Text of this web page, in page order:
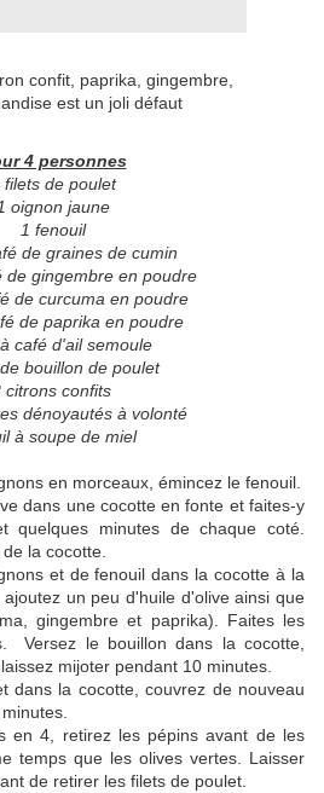
4 personnes
filets de poulet
1 oignon jaune
1 fenouil
de graines de cumin
de gingembre en poudre
de curcuma en poudre
de paprika en poudre
café d'ail semoule
bouillon de poulet
citrons confits
dénoyautés à volonté
à soupe de miel
en morceaux, émincez le fenouil.
dans une cocotte en fonte et faites-y
quelques minutes de chaque coté.
la cocotte.
et de fenouil dans la cocotte à la
un peu d'huile d'olive ainsi que
gingembre et paprika). Faites les
Versez le bouillon dans la cocotte,
mijoter pendant 10 minutes.
dans la cocotte, couvrez de nouveau
en 4, retirez les pépins avant de les
temps que les olives vertes. Laisser
de retirer les filets de poulet.